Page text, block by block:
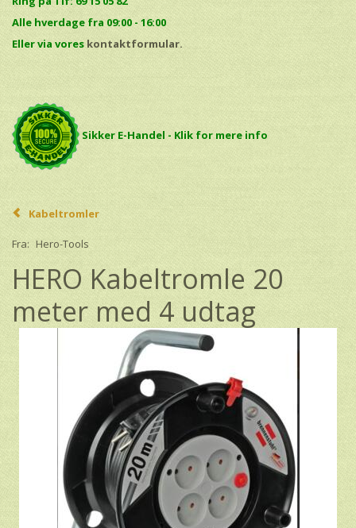
Alle hverdage fra 09:00 - 16:00
Eller via vores kontaktformular.
Sikker E-Handel - Klik for mere info
Kabeltromler
Fra: Hero-Tools
HERO Kabeltromle 20
meter med 4 udtag